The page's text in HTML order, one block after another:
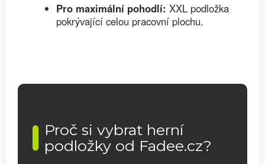
Pro maximální pohodlí: XXL podložka
pokrývající celou pracovní plochu.
Proč si vybrat herní
podložky od Fadee.cz?